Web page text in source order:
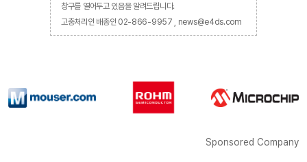
창구를 열어두고 있음을 알려드립니다.
고충처리인 배종인 02-866-9957 , news@e4ds.com
Sponsored Company